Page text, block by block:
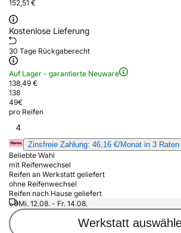
152,51 €
Kostenlose Lieferung
30 Tage Rückgaberecht
Auf Lager - garantierte Neuware
138,49 €
138
49€
pro Reifen
4
Zinsfreie Zahlung: 46,16 €/Monat in 3 Raten
Beliebte Wahl
mit Reifenwechsel
Reifen an Werkstatt geliefert
ohne Reifenwechsel
Reifen nach Hause geliefert
Mi. 12.08. - Fr. 14.08.
Werkstatt